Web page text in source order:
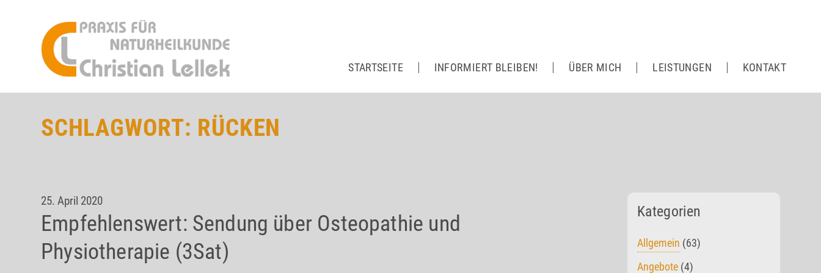
STARTSEITE INFORMIERT BLEIBEN! ÜBER MICH LEISTUNGEN KONTAKT
SCHLAGWORT: RÜCKEN
25. April 2020
Empfehlenswert: Sendung über Osteopathie und
Physiotherapie (3Sat)
Kategorien
Allgemein (63)
Angebote (4)